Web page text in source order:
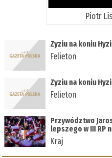
Piotr
Zyziu na koniu
Felieton
Zyziu na koniu
Felieton
Przywództwo
lepszego w III RP
Kraj